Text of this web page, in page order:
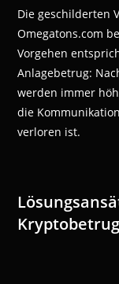
Die geschilderten
Omegatons.com
Vorgehen
Anlagebetrug:
werden immer
die
verloren ist.
Kryptobetrug